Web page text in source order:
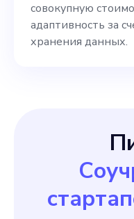
совокупную
адаптивность за
хранения данных.